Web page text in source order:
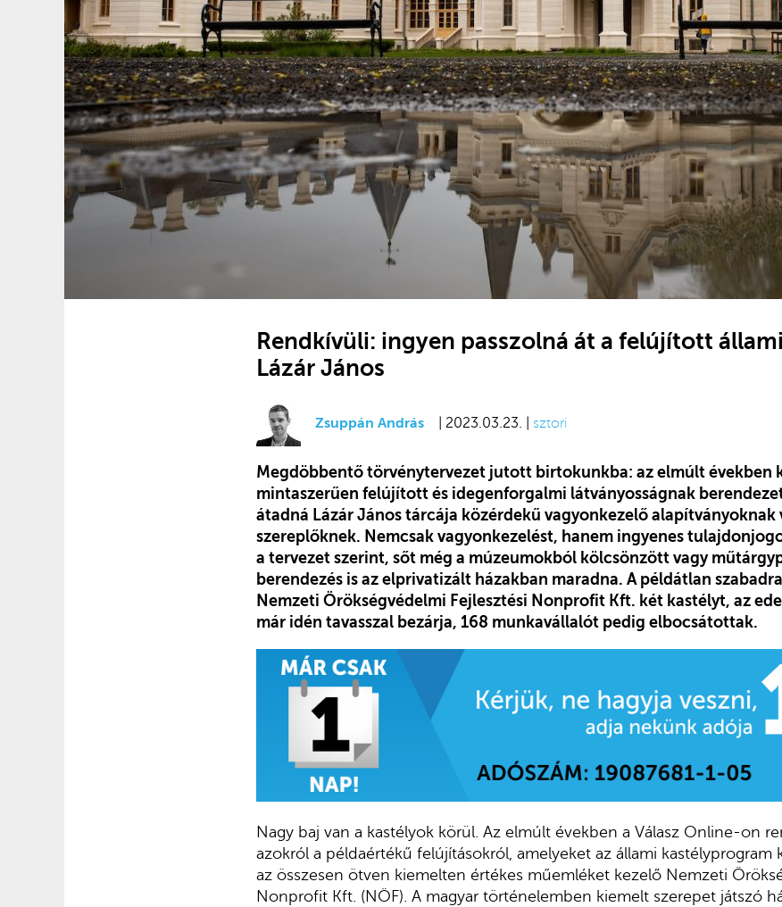
Rendkívüli: ingyen passzolná át a felújított
Lázár János
Zsuppán András | 2023.03.23. | sztori
Megdöbbentő törvénytervezet jutott birtokunkba: az elmúlt években
mintaszerűen felújított és idegenforgalmi látványosságnak
átadná Lázár János tárcája közérdekű vagyonkezelő alapítványoknak
szereplőknek. Nemcsak vagyonkezelést, hanem ingyenes
a tervezet szerint, sőt még a múzeumokból kölcsönzött vagy
berendezés is az elprivatizált házakban maradna. A példátlan
Nemzeti Örökségvédelmi Fejlesztési Nonprofit Kft. két kastélyt, az
már idén tavasszal bezárja, 168 munkavállalót pedig elbocsátottak.
Nagy baj van a kastélyok körül. Az elmúlt években a Válasz Online-on
azokról a példaértékű felújításokról, amelyeket az állami
az összesen ötven kiemelten értékes műemléket kezelő Nemzeti
Nonprofit Kft. (NÖF). A magyar történelemben kiemelt szerepet játszó